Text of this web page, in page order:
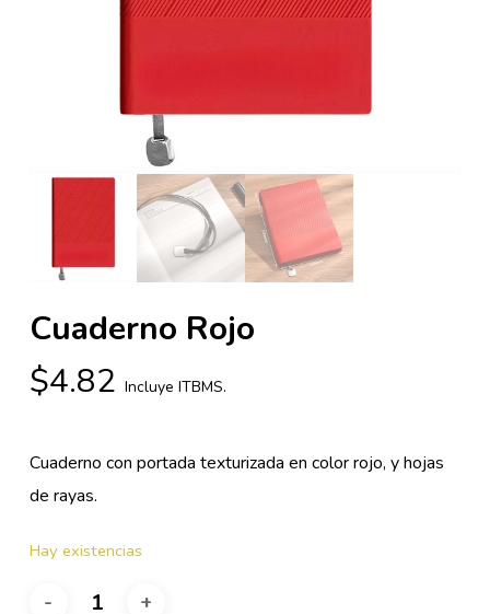
Cuaderno Rojo
$4.82 Incluye ITBMS.
Cuaderno con portada texturizada en color rojo, y hojas
de rayas.
Hay existencias